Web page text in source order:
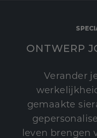
ONTWERP
Verander
gemaakte
leven brengen